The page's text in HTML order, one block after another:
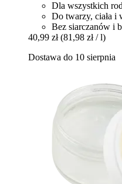
Dla wszystkich
Do twarzy, ciała i
Bez siarczanów i
40,99 zł (81,98 zł / l)
Dostawa do 10 sierpnia